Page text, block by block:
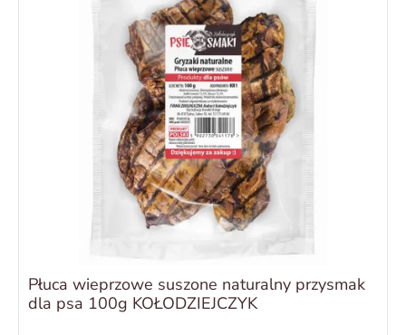
Płuca wieprzowe suszone naturalny przysmak
dla psa 100g KOŁODZIEJCZYK